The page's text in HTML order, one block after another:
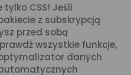
CSS! Jeśli
z subskrypcją
przed sobą
wszystkie funkcje,
danych